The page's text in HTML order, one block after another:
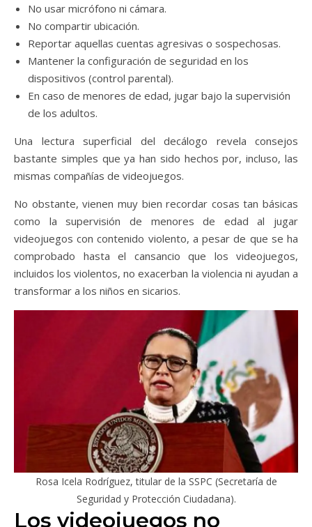
No usar micrófono ni cámara.
No compartir ubicación.
Reportar aquellas cuentas agresivas o sospechosas.
Mantener la configuración de seguridad en los
dispositivos (control parental).
En caso de menores de edad, jugar bajo la supervisión
de los adultos.
Una lectura superficial del decálogo revela consejos
bastante simples que ya han sido hechos por, incluso, las
mismas compañías de videojuegos.
No obstante, vienen muy bien recordar cosas tan básicas
como la supervisión de menores de edad al jugar
videojuegos con contenido violento, a pesar de que se ha
comprobado hasta el cansancio que los videojuegos,
incluidos los violentos, no exacerban la violencia ni ayudan a
transformar a los niños en sicarios.
Rosa Icela Rodríguez, titular de la SSPC (Secretaría de
Seguridad y Protección Ciudadana).
Los videojuegos no